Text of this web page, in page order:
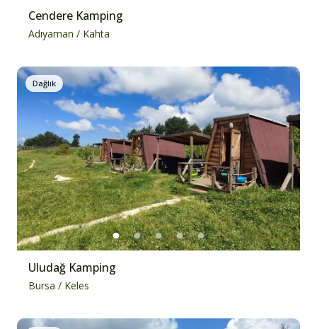
Cendere Kamping
Adıyaman / Kahta
Dağlık
Uludağ Kamping
Bursa / Keles